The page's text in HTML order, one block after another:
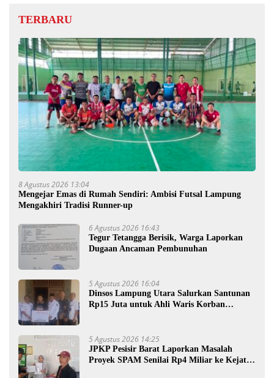
TERBARU
8 Agustus 2026 13:04
Mengejar Emas di Rumah Sendiri: Ambisi Futsal Lampung
Mengakhiri Tradisi Runner-up
6 Agustus 2026 16:43
Tegur Tetangga Berisik, Warga Laporkan
Dugaan Ancaman Pembunuhan
5 Agustus 2026 16:04
Dinsos Lampung Utara Salurkan Santunan
Rp15 Juta untuk Ahli Waris Korban
5 Agustus 2026 14:25
JPKP Pesisir Barat Laporkan Masalah
Proyek SPAM Senilai Rp4 Miliar ke Kejati